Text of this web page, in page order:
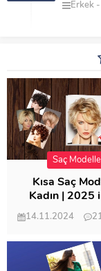
Erkek
Saç
Kısa Saç
Kadın | 2025
Modeli
14.11.2024